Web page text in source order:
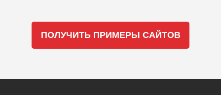
ПОЛУЧИТЬ ПРИМЕРЫ САЙТОВ